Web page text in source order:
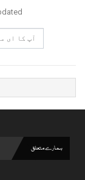
ہمارے متعلق